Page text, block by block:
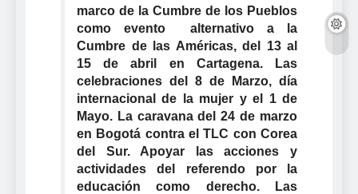
marco de la Cumbre de los Pueblos
como evento alternativo a la
Cumbre de las Américas, del 13 al
15 de abril en Cartagena. Las
celebraciones del 8 de Marzo, día
internacional de la mujer y el 1 de
Mayo. La caravana del 24 de marzo
en Bogotá contra el TLC con Corea
del Sur. Apoyar las acciones y
actividades del referendo por la
educación como derecho. Las